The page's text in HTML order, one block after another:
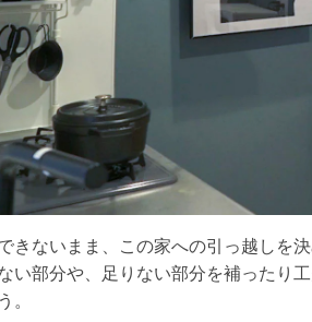
きないまま、この家への引っ越しを
い部分や、足りない部分を補ったり
。